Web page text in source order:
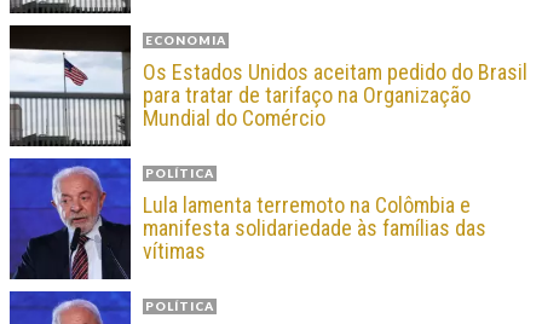
ECONOMIA
Os Estados Unidos aceitam pedido do Brasil
para tratar de tarifaço na Organização
Mundial do Comércio
POLÍTICA
Lula lamenta terremoto na Colômbia e
manifesta solidariedade às famílias das
vítimas
POLÍTICA